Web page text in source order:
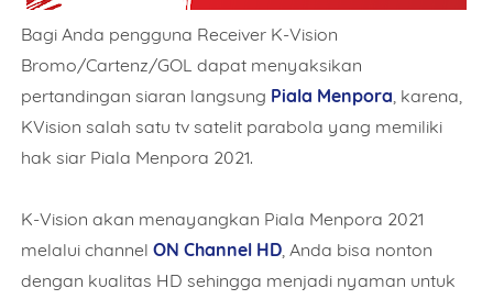
Bagi Anda pengguna Receiver K-Vision
Bromo/Cartenz/GOL dapat menyaksikan
pertandingan siaran langsung Piala Menpora, karena,
KVision salah satu tv satelit parabola yang memiliki
hak siar Piala Menpora 2021.
K-Vision akan menayangkan Piala Menpora 2021
melalui channelON Channel HD, Anda bisa nonton
dengan kualitas HD sehingga menjadi nyaman untuk